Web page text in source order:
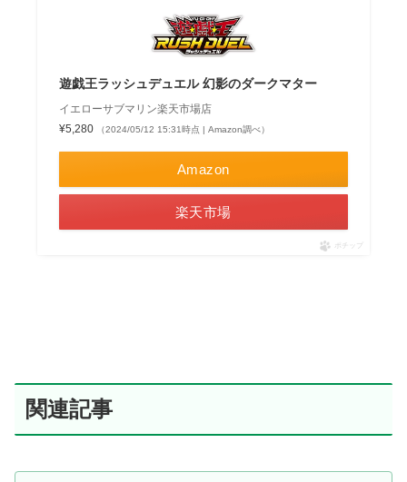
遊戯王ラッシュデュエル 幻影のダークマター
イエローサブマリン楽天市場店
¥5,280
（2024/05/12 15:31時点 | Amazon調べ）
Amazon
楽天市場
ポチップ
関連記事